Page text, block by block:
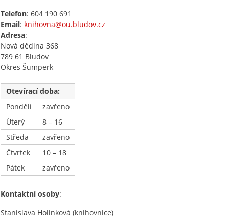
Telefon: 604 190 691
Email: knihovna@ou.bludov.cz
Adresa:
Nová dědina 368
789 61 Bludov
Okres Šumperk
Otevírací doba:
Pondělí
zavřeno
Úterý
8 – 16
Středa
zavřeno
Čtvrtek
10 – 18
Pátek
zavřeno
Kontaktní osoby:
Stanislava Holinková (knihovnice)